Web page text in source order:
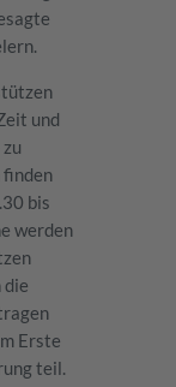
und
finden
bis
werden
die
Erste
teil.